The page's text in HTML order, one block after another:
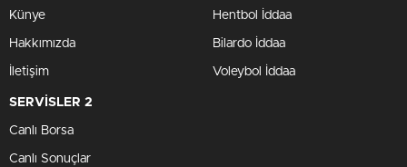
Künye
Hakkımızda
İletişim
Hentbol İddaa
Bilardo İddaa
Voleybol İddaa
SERVİSLER 2
Canlı Borsa
Canlı Sonuçlar